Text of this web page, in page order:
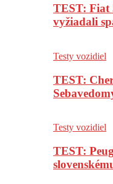
TEST: Fiat
vyžiadali
Testy vozidiel
TEST:
Testy vozidiel
TEST: